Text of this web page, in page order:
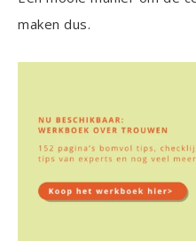
maken dus.